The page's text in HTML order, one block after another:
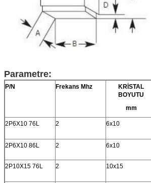
Parametre:
P/N Frekans Mhz
KRİSTAL
BOYUTU
mm
2P6X10 76L 2 6x10
2P6X10 86L 2 6x10
2P10X15 76L 2 10x15